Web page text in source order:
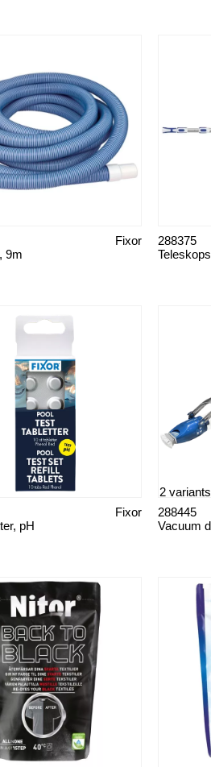
9m
Fixor 288375
pH
Fixor 288445
2 variants